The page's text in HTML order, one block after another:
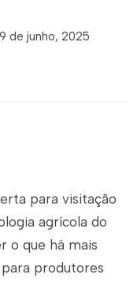
de junho, 2025
para visitação
agrícola do
o que há mais
produtores